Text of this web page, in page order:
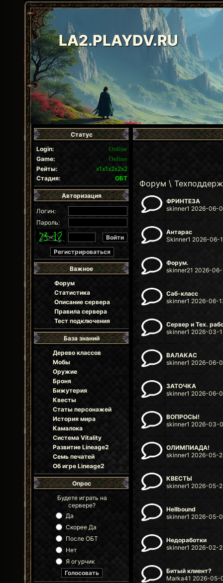
LA2.PLAYDV.RU
Статус
Login:
Online
Game:
Online
Рейты:
х1х1х2х2х2
Стадия:
ОБТ
Авторизация
Логин:
Пароль:
Важное
Форум
Статистика
Описание сервера
Правила сервера
Тест подключения
База знаний
Дерево классов
Мобы
Оружие
Броня
Бижутерия
Квесты
Статы персонажей
История мира
Камалока
Система Vitality
Развитие Lineage2
Семь печатей
Об игре Lineage2
Опрос
Будете играть на
сервере?
Да
Скорее Да
После ОБТ
Нет
Я огурчик
Форум \
ФРИНТЕЗА
skinner1 2026-06-
Антарас
Skinner1 2026-06-
Форум.
skinner21 2026-
Саб-класс
skinner1 2026-06-
Сервер и Тех.
skinner1 2026-03-
ВАЛАКАС
skinner1 2026-06-
ЗАТОЧКА
skinner1 2026-06-
ВОПРОСЫ!
skinner1 2026-03-
ОЛИМПИАДА!
skinner1 2026-05-
КВЕСТЫ
skinner1 2026-05-
Hellbound
skinner1 2026-05-
Недоработки
skinner1 2026-02-
Битый клиент?
Marka41 2026-05-